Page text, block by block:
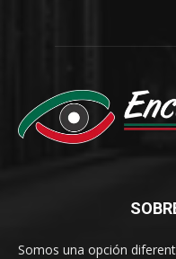
Somos una opción